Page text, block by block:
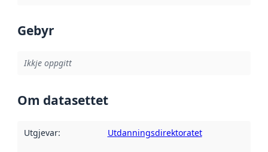
Gebyr
Ikkje oppgitt
Om datasettet
Utgjevar: Utdanningsdirektoratet